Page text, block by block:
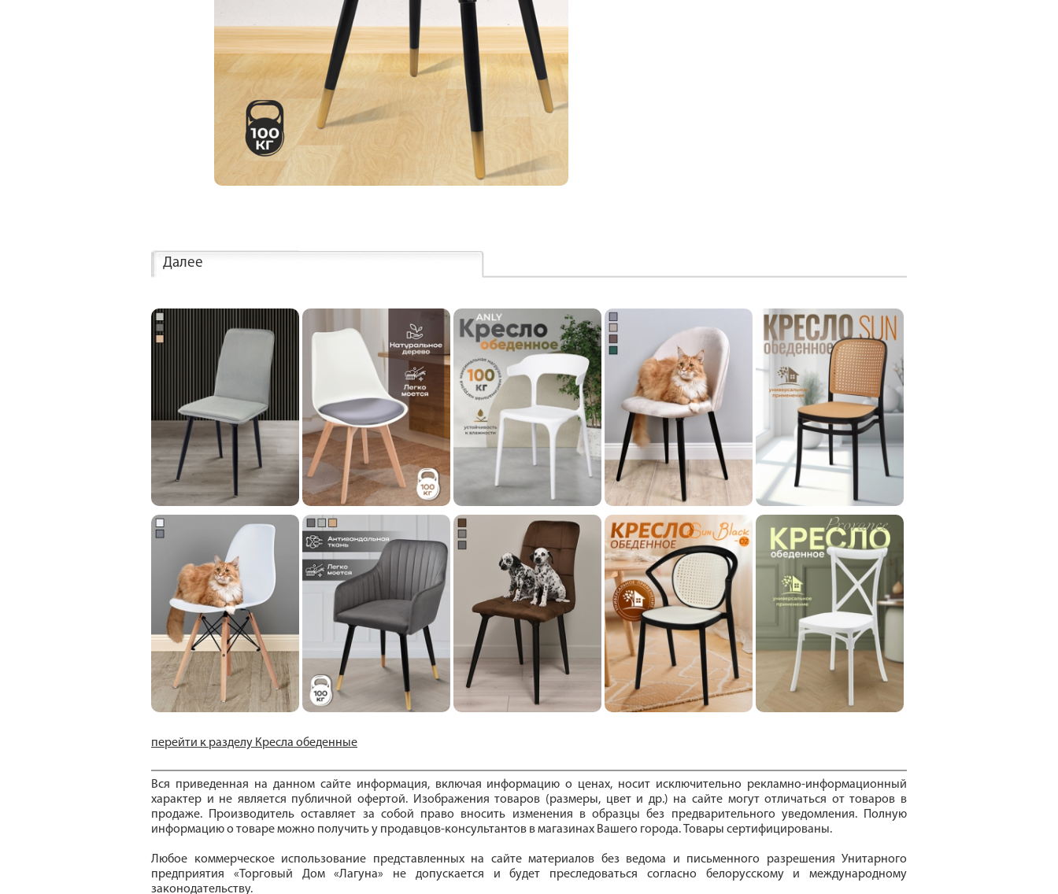
Далее
перейти к разделу Кресла обеденные
Вся приведенная на данном сайте информация, включая информацию о ценах, носит исключительно рекламно-информационный
характер и не является публичной офертой. Изображения товаров (размеры, цвет и др.) на сайте могут отличаться от товаров в
продаже. Производитель оставляет за собой право вносить изменения в образцы без предварительного уведомления. Полную
информацию о товаре можно получить у продавцов-консультантов в магазинах Вашего города. Товары сертифицированы.
Любое коммерческое использование представленных на сайте материалов без ведома и письменного разрешения Унитарного
предприятия «Торговый Дом «Лагуна» не допускается и будет преследоваться согласно белорусскому и международному
законодательству.